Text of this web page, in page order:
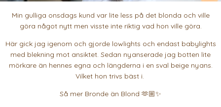
Min gulliga onsdags kund var lite less på det blonda och ville
göra något nytt men visste inte riktig vad hon ville göra.
Här gick jag igenom och gjorde lowlights och endast babylights
med blekning mot ansiktet. Sedan nyanserade jag botten lite
mörkare än hennes egna och längderna i en sval beige nyans.
Vilket hon trivs bäst i.
Så mer Bronde än Blond 🫶🏼✨️